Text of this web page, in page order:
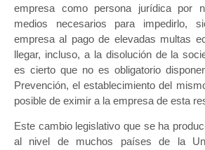
empresa como persona jurídica por
medios necesarios para impedirlo,
empresa al pago de elevadas multas
llegar, incluso, a la disolución de la
es cierto que no es obligatorio
Prevención, el establecimiento del
posible de eximir a la empresa de esta
Este cambio legislativo que se ha
al nivel de muchos países de la